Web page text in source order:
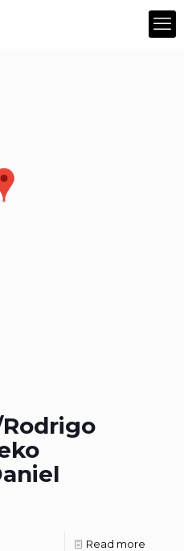
Read more